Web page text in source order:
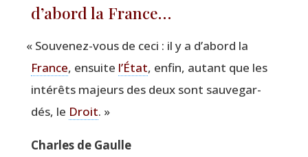
d’abord la France…
« Sou­ve­nez-vous de ceci : il y a d’abord la
France, ensuite l’État, enfin, autant que les
inté­rêts majeurs des deux sont sau­ve­gar­
dés, le Droit. »
Charles de Gaulle